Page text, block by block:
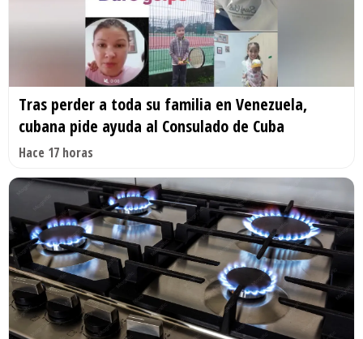
Tras perder a toda su familia en Venezuela,
cubana pide ayuda al Consulado de Cuba
Hace 17 horas